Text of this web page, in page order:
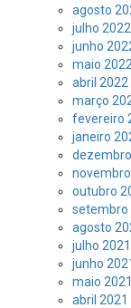
agosto
julho 2022
junho
maio 2022
abril 2022
março
fevereiro
janeiro
outubro
setembro
agosto
julho 2021
junho
maio 2021
abril 2021